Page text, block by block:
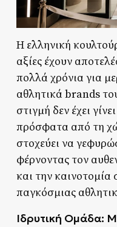
Η ελληνική
αξίες έχουν
πολλά χρόνια για
αθλητικά brands
στιγμή δεν έχει
πρόσφατα από τη
στοχεύει να
φέρνοντας τον
και την καινοτομία
παγκόσμιας
Ιδρυτική Ομάδα: